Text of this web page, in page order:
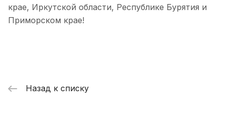
крае, Иркутской области, Республике Бурятия и
Приморском крае!
Назад к списку